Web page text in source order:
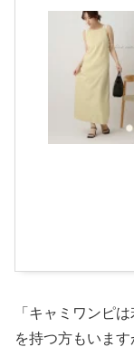
「キャミワンピ
を持つ方もいます